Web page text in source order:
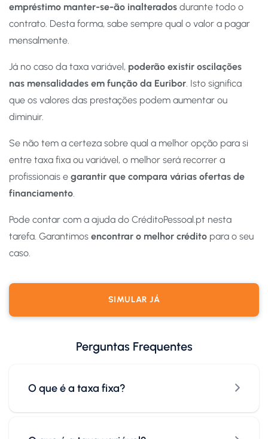
empréstimo manter-se-ão inalterados durante todo o
contrato. Desta forma, sabe sempre qual o valor a pagar
mensalmente.
Já no caso da taxa variável, poderão existir oscilações
nas mensalidades em função da Euribor . Isto significa
que os valores das prestações podem aumentar ou
diminuir.
Se não tem a certeza sobre qual a melhor opção para si
entre taxa fixa ou variável, o melhor será recorrer a
profissionais e garantir que compara várias ofertas de
financiamento
Pode contar com a ajuda do CréditoPessoal.pt nesta
tarefa. Garantimos encontrar o melhor crédito para o seu
caso.
SIMULAR JÁ
Perguntas Frequentes
O que é a taxa fixa?